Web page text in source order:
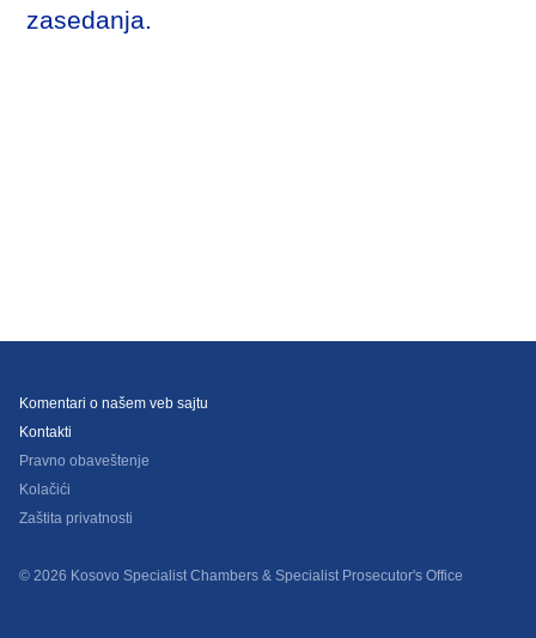
zasedanja.
© 2026 Kosovo Specialist Chambers & Specialist Prosecutor's Office
Komentari o našem veb sajtu
Kontakti
Pravno obaveštenje
Kolačići
Zaštita privatnosti